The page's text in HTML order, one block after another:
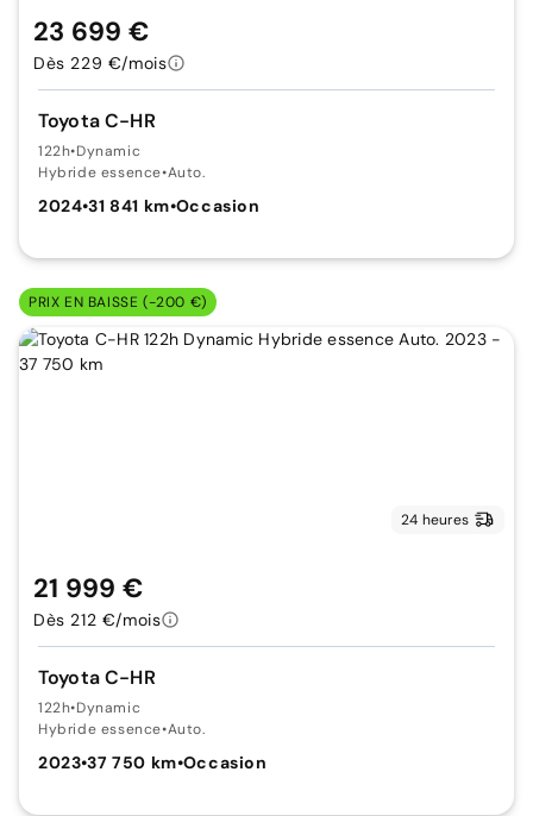
Toyota C-HR
122h•Dynamic
Hybride essence•Auto.
2024•31 841 km•Occasion
23 699 €
Dès 229 €/mois
PRIX EN BAISSE (-200 €)
24 heures
Toyota C-HR
122h•Dynamic
Hybride essence•Auto.
2023•37 750 km•Occasion
21 999 €
Dès 212 €/mois